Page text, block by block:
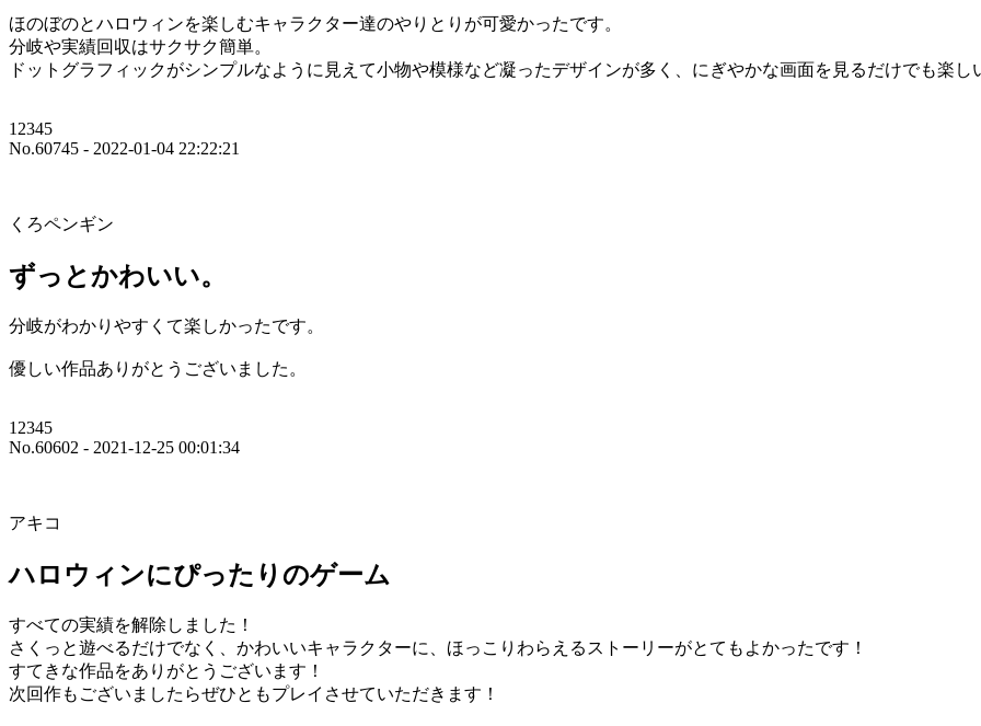
ほのぼのとハロウィンを楽しむキャラクター達のやりとりが可愛かったです。
分岐や実績回収はサクサク簡単。
ドットグラフィックがシンプルなように見えて小物や模様など凝ったデザインが多く、にぎやかな画面を見るだけでも楽し
12345
No.60745 - 2022-01-04 22:22:21
くろペンギン
ずっとかわいい。
分岐がわかりやすくて楽しかったです。
優しい作品ありがとうございました。
12345
No.60602 - 2021-12-25 00:01:34
アキコ
ハロウィンにぴったりのゲーム
すべての実績を解除しました！
さくっと遊べるだけでなく、かわいいキャラクターに、ほっこりわらえるストーリーがとてもよかったです！
すてきな作品をありがとうございます！
次回作もございましたらぜひともプレイさせていただきます！